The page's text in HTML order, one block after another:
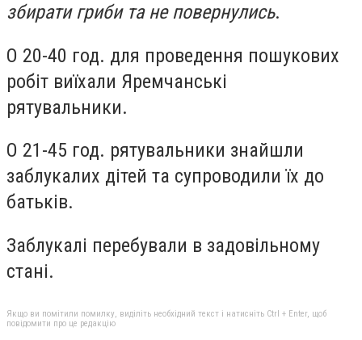
збирати гриби та не повернулись.
О 20-40 год. для проведення пошукових
робіт виїхали Яремчанські
рятувальники.
О 21-45 год. рятувальники знайшли
заблукалих дітей та супроводили їх до
батьків.
Заблукалі перебували в задовільному
стані.
Якщо ви помітили помилку, виділіть необхідний текст і натисніть Ctrl + Enter, щоб
повідомити про це редакцію